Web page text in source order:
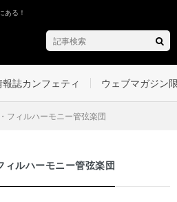
ある！
誌カンフェティ ウェブマガジン
フィルハーモニー管弦楽団
ィルハーモニー管弦楽団